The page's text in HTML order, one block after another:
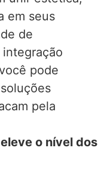
em seus
de
pode
pela
o nível dos